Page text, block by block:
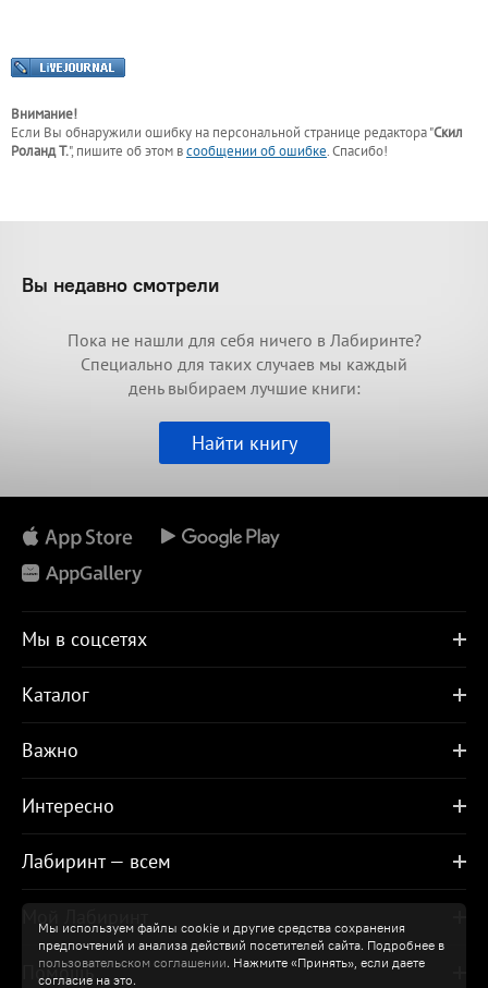
Внимание!
Если Вы обнаружили ошибку на персональной странице редактора "Скил
Роланд Т.", пишите об этом всообщении об ошибке. Спасибо!
Мы используем файлы cookie и другие средства сохранения
предпочтений и анализа действий посетителей сайта. Подробнее в
пользовательском соглашении. Нажмите «Принять», если даете
согласие на это.
Вы недавно смотрели
Пока не нашли для себя ничего в Лабиринте?
Специально для таких случаев мы каждый
день выбираем лучшие книги:
Найти книгу
Мы в соцсетях
Каталог
Важно
Интересно
Лабиринт — всем
Помощь